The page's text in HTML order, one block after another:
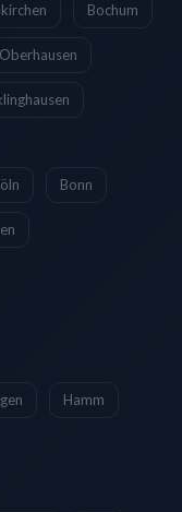
Bochum
Oberhausen
Bonn
Hamm